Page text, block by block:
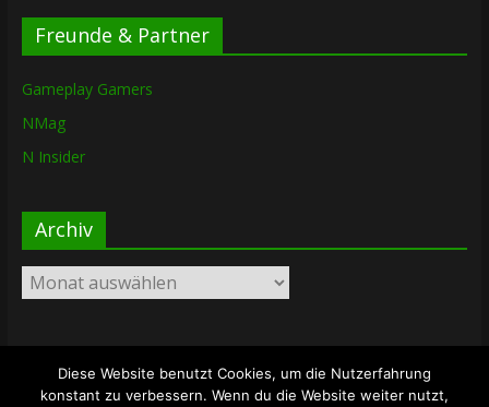
Freunde & Partner
Gameplay Gamers
NMag
N Insider
Archiv
Archiv
Copyright © 2026The Lost Dungeon. Alle Rechte vorbehalten.
Diese Website benutzt Cookies, um die Nutzerfahrung
konstant zu verbessern. Wenn du die Website weiter nutzt,